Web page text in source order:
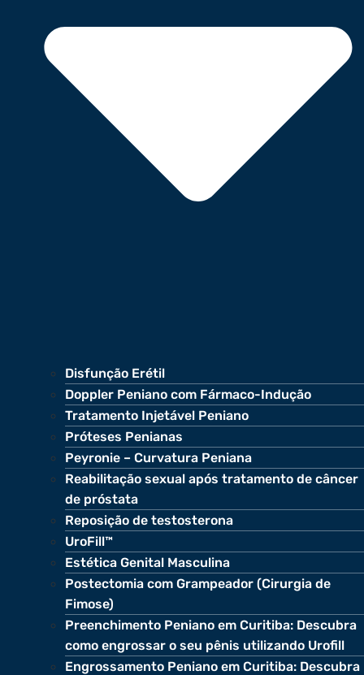
Disfunção Erétil
Doppler Peniano com Fármaco-Indução
Tratamento Injetável Peniano
Próteses Penianas
Peyronie – Curvatura Peniana
Reabilitação sexual após tratamento de câncer
de próstata
Reposição de testosterona
UroFill™
Estética Genital Masculina
Postectomia com Grampeador (Cirurgia de
Fimose)
Preenchimento Peniano em Curitiba: Descubra
como engrossar o seu pênis utilizando Urofill
Engrossamento Peniano em Curitiba: Descubra